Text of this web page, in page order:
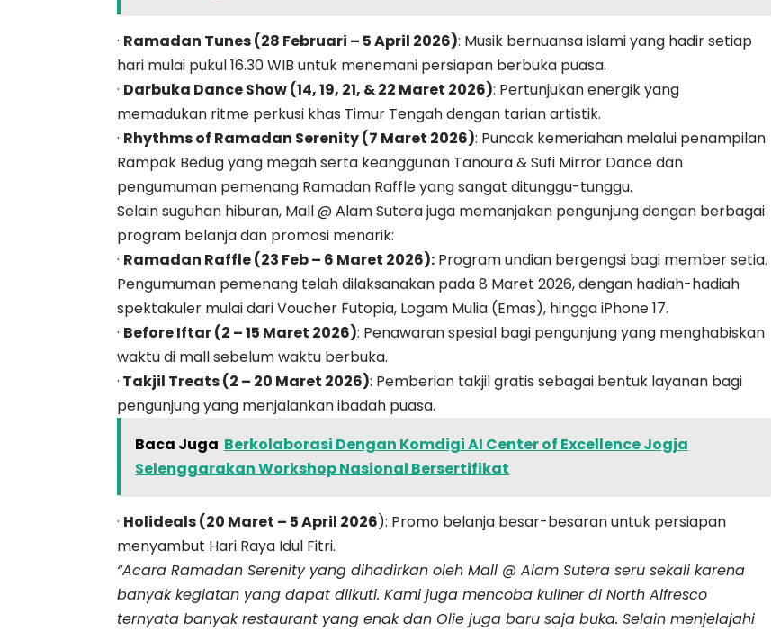
· Ramadan Tunes (28 Februari – 5 April 2026): Musik bernuansa islami yang hadir setiap
hari mulai pukul 16.30 WIB untuk menemani persiapan berbuka puasa.
· Darbuka Dance Show (14, 19, 21, & 22 Maret 2026): Pertunjukan energik yang
memadukan ritme perkusi khas Timur Tengah dengan tarian artistik.
· Rhythms of Ramadan Serenity (7 Maret 2026): Puncak kemeriahan melalui penampilan
Rampak Bedug yang megah serta keanggunan Tanoura & Sufi Mirror Dance dan
pengumuman pemenang Ramadan Raffle yang sangat ditunggu-tunggu.
Selain suguhan hiburan, Mall @ Alam Sutera juga memanjakan pengunjung dengan berbagai
program belanja dan promosi menarik:
· Ramadan Raffle (23 Feb – 6 Maret 2026): Program undian bergengsi bagi member setia.
Pengumuman pemenang telah dilaksanakan pada 8 Maret 2026, dengan hadiah-hadiah
spektakuler mulai dari Voucher Futopia, Logam Mulia (Emas), hingga iPhone 17.
· Before Iftar (2 – 15 Maret 2026): Penawaran spesial bagi pengunjung yang menghabiskan
waktu di mall sebelum waktu berbuka.
· Takjil Treats (2 – 20 Maret 2026): Pemberian takjil gratis sebagai bentuk layanan bagi
pengunjung yang menjalankan ibadah puasa.
Baca Juga Berkolaborasi Dengan Komdigi AI Center of Excellence Jogja
Selenggarakan Workshop Nasional Bersertifikat
· Holideals (20 Maret – 5 April 2026): Promo belanja besar-besaran untuk persiapan
menyambut Hari Raya Idul Fitri.
“Acara Ramadan Serenity yang dihadirkan oleh Mall @ Alam Sutera seru sekali karena
banyak kegiatan yang dapat diikuti. Kami juga mencoba kuliner di North Alfresco
ternyata banyak restaurant yang enak dan Olie juga baru saja buka. Selain menjelajahi